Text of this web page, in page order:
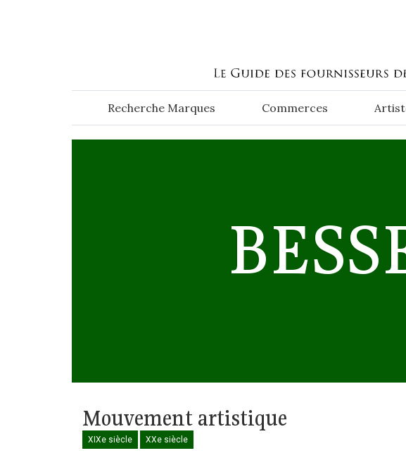
Recherche Marques Commerces
Mouvement artistique
XIXe siècle XXe siècle